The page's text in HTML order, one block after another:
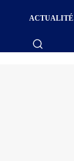
ACTUALITÉ